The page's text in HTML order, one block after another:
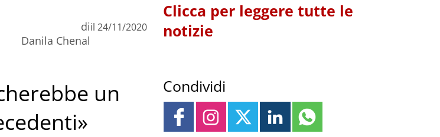
di
Danila Chenal
il 24/11/2020
un
Clicca per leggere tutte le
notizie
Condividi